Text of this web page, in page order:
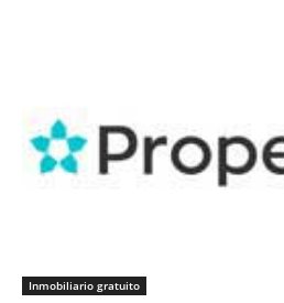
Inmobiliario gratuito